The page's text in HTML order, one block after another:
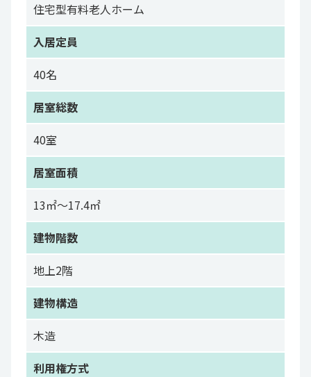
住宅型有料老人ホーム
入居定員
40名
居室総数
40室
居室面積
13㎡～17.4㎡
建物階数
地上2階
建物構造
木造
利用権方式